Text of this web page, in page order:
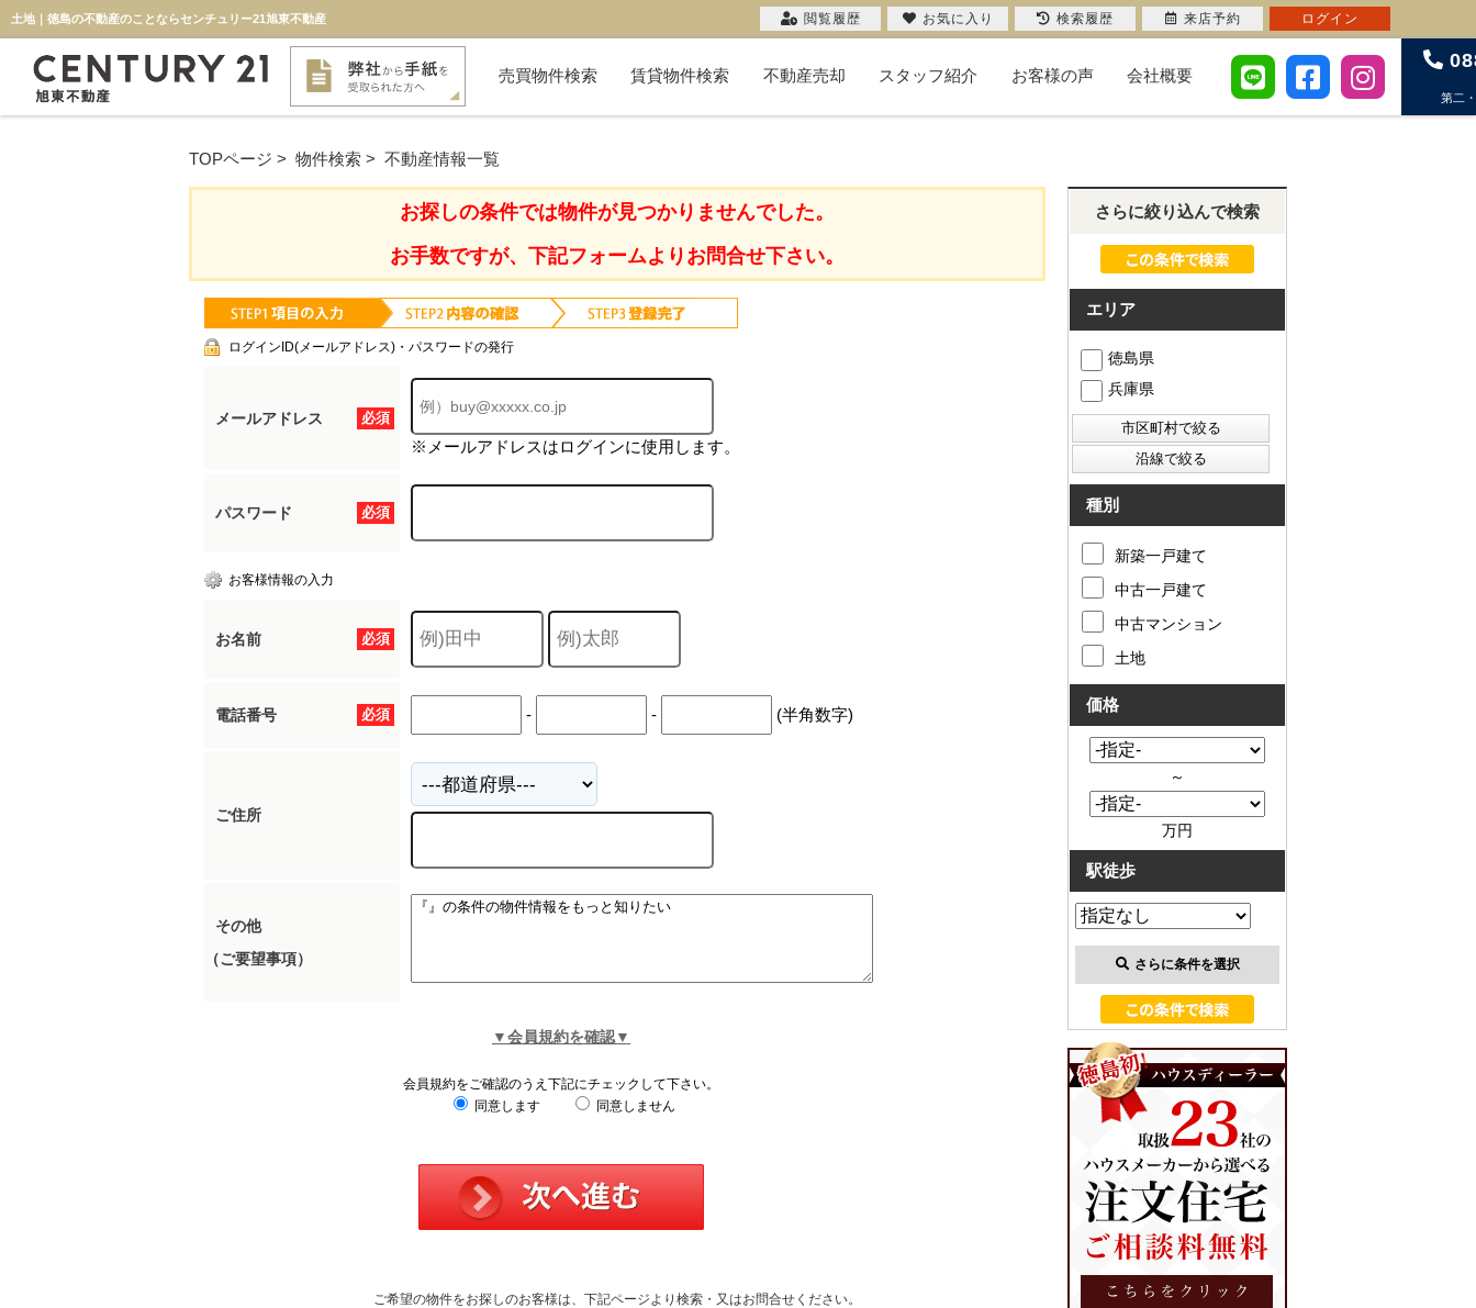
土地｜徳島の不動産のことならセンチュリー21旭東不動産
売買物件検索 賃貸物件検索 不動産売却 スタッフ紹介 お客様の声 会社概要
第二
TOPページ > 物件検索 > 不動産情報一覧
お探しの条件では物件が見つかりませんでした。
お手数ですが、下記フォームよりお問合せ下さい。
ログインID(メールアドレス)・パスワードの発行
必須
メールアドレス
※メールアドレスはログインに使用します。
必須
パスワード
お客様情報の入力
必須
お名前
必須
電話番号 - - (半角数字)
ご住所
その他
（ご要望事項）
▼会員規約を確認▼
会員規約をご確認のうえ下記にチェックして下さい。
同意します
同意しません
ご希望の物件をお探しのお客様は、下記ページより検索・又はお問合せください。
さらに絞り込んで検索
エリア
徳島県
兵庫県
種別
新築一戸建て
中古一戸建て
中古マンション
土地
価格
～
万円
駅徒歩
さらに条件を選択
閲覧履歴 お気に入り 検索履歴 来店予約 ログイン